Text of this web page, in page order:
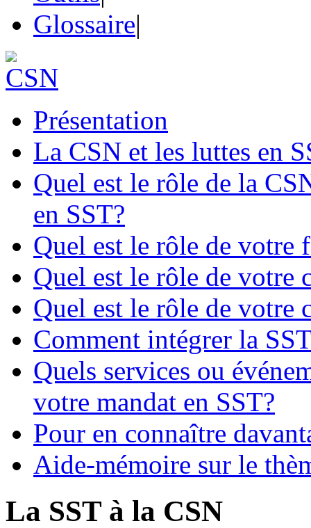
Glossaire|
Présentation
La CSN et les luttes en
Quel est le rôle de la
en SST?
Quel est le rôle de votre
Quel est le rôle de votre
Quel est le rôle de votre
Comment intégrer la
Quels services ou
votre mandat en SST?
Pour en connaître
Aide-mémoire sur le
La SST à la CSN